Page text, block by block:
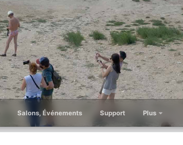
Salons, Événements Support Plus